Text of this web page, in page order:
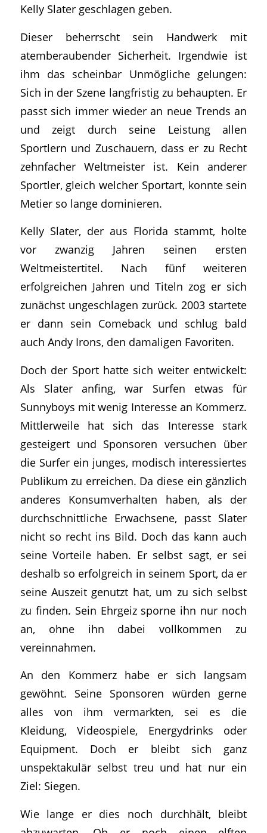
Kelly Slater geschlagen geben.
Dieser beherrscht sein Handwerk mit
atemberaubender Sicherheit. Irgendwie ist
ihm das scheinbar Unmögliche gelungen:
Sich in der Szene langfristig zu behaupten. Er
passt sich immer wieder an neue Trends an
und zeigt durch seine Leistung allen
Sportlern und Zuschauern, dass er zu Recht
zehnfacher Weltmeister ist. Kein anderer
Sportler, gleich welcher Sportart, konnte sein
Metier so lange dominieren.
Kelly Slater, der aus Florida stammt, holte
vor zwanzig Jahren seinen ersten
Weltmeistertitel. Nach fünf weiteren
erfolgreichen Jahren und Titeln zog er sich
zunächst ungeschlagen zurück. 2003 startete
er dann sein Comeback und schlug bald
auch Andy Irons, den damaligen Favoriten.
Doch der Sport hatte sich weiter entwickelt:
Als Slater anfing, war Surfen etwas für
Sunnyboys mit wenig Interesse an Kommerz.
Mittlerweile hat sich das Interesse stark
gesteigert und Sponsoren versuchen über
die Surfer ein junges, modisch interessiertes
Publikum zu erreichen. Da diese ein gänzlich
anderes Konsumverhalten haben, als der
durchschnittliche Erwachsene, passt Slater
nicht so recht ins Bild. Doch das kann auch
seine Vorteile haben. Er selbst sagt, er sei
deshalb so erfolgreich in seinem Sport, da er
seine Auszeit genutzt hat, um zu sich selbst
zu finden. Sein Ehrgeiz sporne ihn nur noch
an, ohne ihn dabei vollkommen zu
vereinnahmen.
An den Kommerz habe er sich langsam
gewöhnt. Seine Sponsoren würden gerne
alles von ihm vermarkten, sei es die
Kleidung, Videospiele, Energydrinks oder
Equipment. Doch er bleibt sich ganz
unspektakulär selbst treu und hat nur ein
Ziel: Siegen.
Wie lange er dies noch durchhält, bleibt